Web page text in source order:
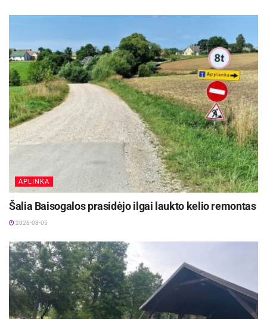
APLINKA
Šalia Baisogalos prasidėjo ilgai laukto kelio remontas
2026-08-05